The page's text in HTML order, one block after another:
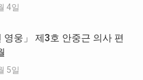
4일
영웅」 제3호 안중근 의사 편
5일